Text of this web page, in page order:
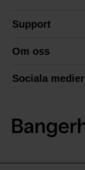
Support
Köpvillkor
Om oss
Våra fraktalternativ
Sociala medier
LinkedIn